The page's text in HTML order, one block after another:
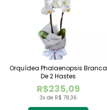
3x de R$ 78,36
R$235,09
Orquídea Phalaenopsis Branca
De 2 Hastes